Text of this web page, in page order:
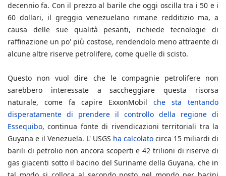
decennio fa. Con il prezzo al barile che oggi oscilla tra i 50 e i
60 dollari, il greggio venezuelano rimane redditizio ma, a
causa delle sue qualità pesanti, richiede tecnologie di
raffinazione un po' più costose, rendendolo meno attraente di
alcune altre riserve petrolifere, come quelle di scisto.
Questo non vuol dire che le compagnie petrolifere non
sarebbero interessate a saccheggiare questa risorsa
naturale, come fa capire ExxonMobil che sta tentando
disperatamente di prendere il controllo della regione di
Essequibo, continua fonte di rivendicazioni territoriali tra la
Guyana e il Venezuela. L' USGS ha calcolato circa 15 miliardi di
barili di petrolio non ancora scoperti e 42 trilioni di riserve di
gas giacenti sotto il bacino del Suriname della Guyana, che in